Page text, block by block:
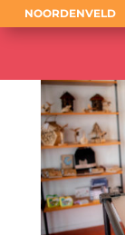
NOORDENVELD